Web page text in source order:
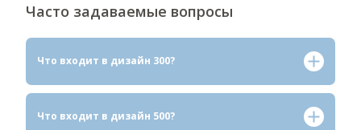
Часто задаваемые вопросы
Что входит в дизайн 300?
Что входит в дизайн 500?